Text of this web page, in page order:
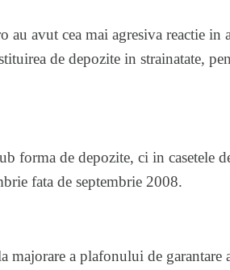
avut cea mai agresiva reactie in
de depozite in strainatate,
forma de depozite, ci in casetele
fata de septembrie 2008.
majorare a plafonului de garantare